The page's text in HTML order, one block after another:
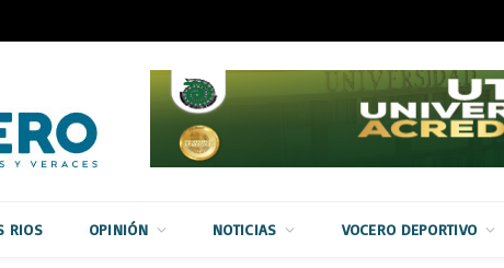
RIOS OPINIÓN NOTICIAS VOCERO DEPORTIVO